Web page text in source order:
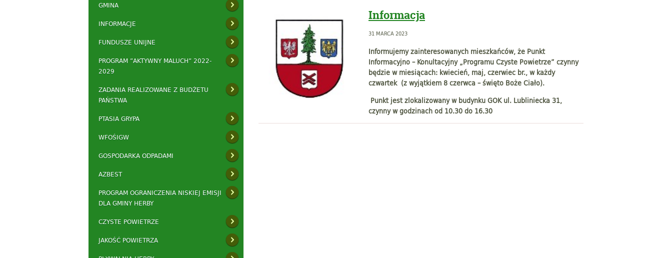
GMINA
INFORMACJE
FUNDUSZE UNIJNE
PROGRAM ”AKTYWNY MALUCH” 2022-
2029
ZADANIA REALIZOWANE Z BUDŻETU
PAŃSTWA
PTASIA GRYPA
WFOŚIGW
GOSPODARKA ODPADAMI
AZBEST
PROGRAM OGRANICZENIA NISKIEJ EMISJI
DLA GMINY HERBY
CZYSTE POWIETRZE
JAKOŚĆ POWIETRZA
Informacja
31 MARCA 2023
Informujemy zainteresowanych mieszkańców, że Punkt
Informacyjno – Konultacyjny „Programu Czyste Powietrze” czynny
będzie w miesiącach: kwiecień, maj, czerwiec br., w każdy
czwartek (z wyjątkiem 8 czerwca – święto Boże Ciało).
Punkt jest zlokalizowany w budynku GOK ul. Lubliniecka 31,
czynny w godzinach od 10.30 do 16.30